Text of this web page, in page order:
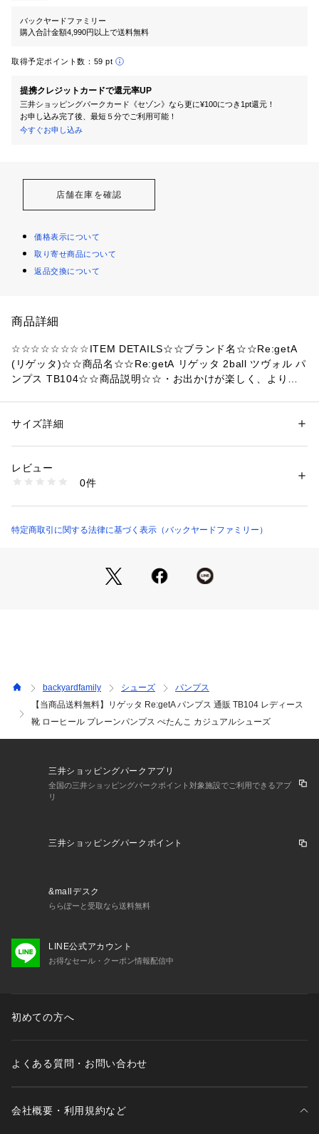
バックヤードファミリー
購入合計金額4,990円以上で送料無料
取得予定ポイント数： 59 pt
提携クレジットカードで還元率UP
三井ショッピングパークカード《セゾン》なら更に¥100につき1pt還元！
お申し込み完了後、最短５分でご利用可能！
今すぐお申し込み
店舗在庫を確認
価格表示について
取り寄せ商品について
返品交換について
商品詳細
☆☆☆☆☆☆☆☆ITEM DETAILS☆☆ブランド名☆☆Re:getA
(リゲッタ)☆☆商品名☆☆Re:getA リゲッタ 2ball ツヴォル パ
ンプス TB104☆☆商品説明☆☆・お出かけが楽しく、より快適
マ♪インソールとアウトソールに配置されたユニークなボール
を使用した日本製シューズ。履き口のさりげないステッチがワ
ンポイントに。☆【日本人の足に合わせた設計】☆・ワイズが
トゥタイプ。（※ワイズとは、足の親指の付け根から小指の付
え、歩行時の負担を軽減するつくり。歩きながら筋肉のコリを
ほぐしてくれる、指圧ボール付き。☆【滑りにくく、水に強
m、かかと部分は約2.5cmほどのヒール。高さを感じず安定感
ばっちりで、アスファルトの熱から足を保護。☆【スイスイ歩
ける！】☆・軽量で長時間履いても疲れにくい！内側には足当
たりの良い柔らかな素材を使い、かかと抜け防止のクッション
生産国☆☆日本☆☆サイズ☆☆[レディース]☆・Mサイズ（23.0
～23.5cm）☆・Lサイズ（24.0～24.5cm）☆※実際の商品と
は多少の誤差が生じる場合がございます。あらかじめご了承く
れなどによる色落ちや色移りすることがあります。☆※お取り
下さい。☆※本来の目的以外にはご使用にならないで下さい。
☆※カメラやモニターの性質により、画像と実物の色の違いが
ース 靴 ローヒール プレーンパンプス ぺたんこ カジュアルシ
ューズ おしゃれ かわいい 痛くない
性別：レディース
商品番号：
tb104 （ショップ）
サイズ詳細
レビュー
0件
特定商取引に関する法律に基づく表示（バックヤードファミリー）
backyardfamily シューズ
パンプス
【当商品送料無料】リゲッタ Re:getA パンプス 通販 TB104 レディース
靴 ローヒール プレーンパンプス ぺたんこ カジュアルシューズ
三井ショッピングパークアプリ
全国の三井ショッピングパークポイント対象施設でご利用できるアプ
リ
三井ショッピングパークポイント
&mallデスク
ららぽーと受取なら送料無料
LINE公式アカウント
お得なセール・クーポン情報配信中
初めての方へ
よくある質問・お問い合わせ
会社概要・利用規約など